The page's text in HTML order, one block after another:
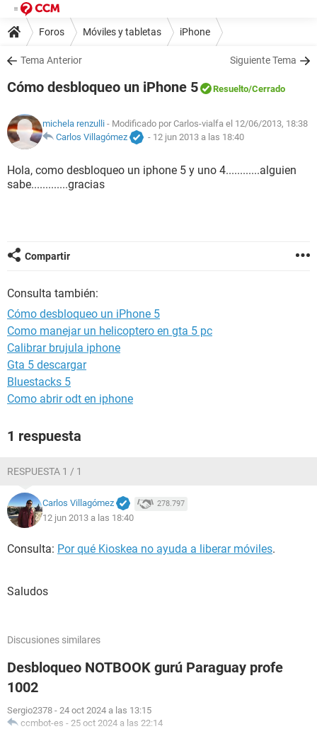
Foros Móviles y tabletas iPhone
Tema Anterior Siguiente Tema
Cómo desbloqueo un iPhone 5 Resuelto/Cerrado
michela renzulli - Modificado por Carlos-vialfa el 12/06/2013, 18:38
Carlos Villagómez
- 12 jun 2013 a las 18:40
Hola, como desbloqueo un iphone 5 y uno 4............alguien
sabe.............gracias
Compartir
Consulta también:
Cómo desbloqueo un iPhone 5
Como manejar un helicoptero en gta 5 pc
Calibrar brujula iphone
Gta 5 descargar
Bluestacks 5
Como abrir odt en iphone
1 respuesta
RESPUESTA 1 / 1
Carlos Villagómez 278.797
12 jun 2013 a las 18:40
Consulta: Por qué Kioskea no ayuda a liberar móviles.
Saludos
Discusiones similares
Desbloqueo NOTBOOK gurú Paraguay profe
1002
Sergio2378 - 24 oct 2024 a las 13:15
ccmbot-es - 25 oct 2024 a las 22:14